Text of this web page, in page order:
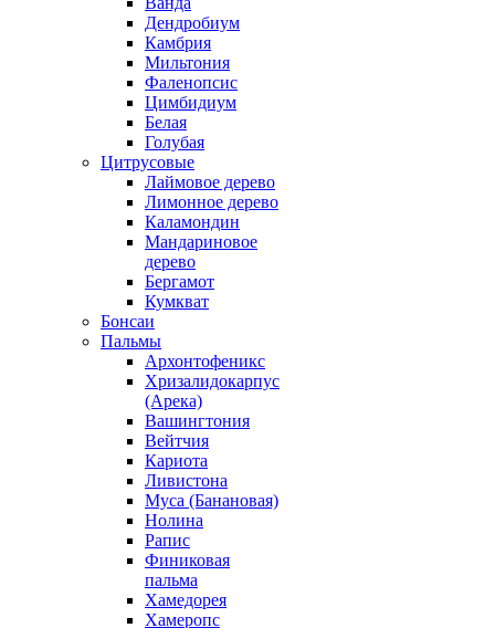
Дендробиум
Камбрия
Мильтония
Фаленопсис
Цимбидиум
Белая
Голубая
Цитрусовые
Лаймовое дерево
Лимонное дерево
Каламондин
Мандариновое
дерево
Бергамот
Кумкват
Бонсаи
Пальмы
Архонтофеникс
Хризалидокарпус
(Арека)
Вашингтония
Вейтчия
Кариота
Ливистона
Муса (Банановая)
Нолина
Рапис
Финиковая
пальма
Хамедорея
Хамеропс